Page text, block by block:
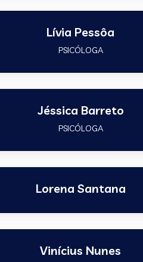
Lívia Pessôa
PSICÓLOGA
Jéssica Barreto
PSICÓLOGA
Lorena Santana
Vinícius Nunes